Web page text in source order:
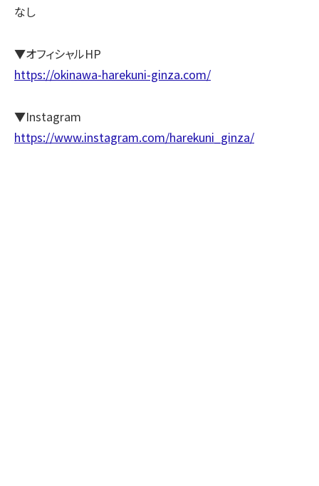
なし
▼オフィシャルHP
https://okinawa-harekuni-ginza.com/
▼Instagram
https://www.instagram.com/harekuni_ginza/